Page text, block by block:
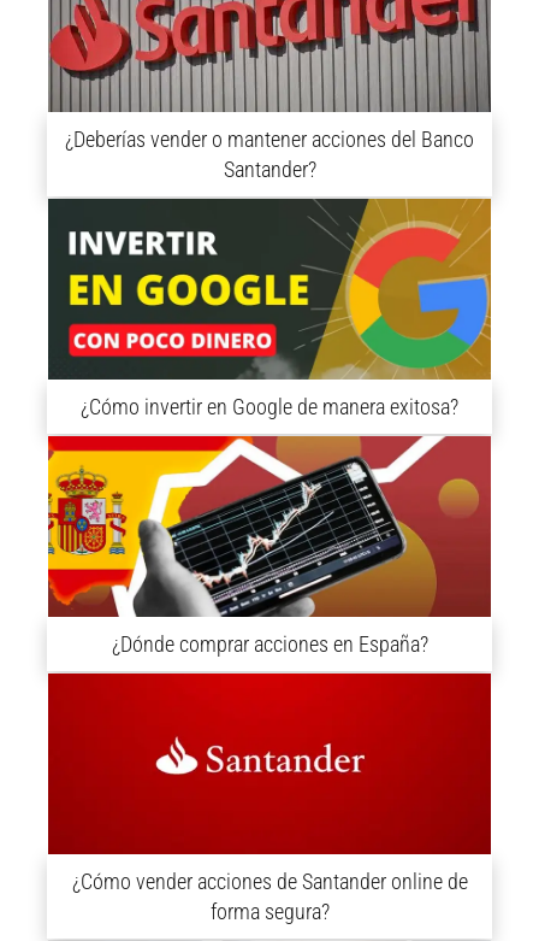
¿Deberías vender o mantener acciones del Banco
Santander?
¿Cómo invertir en Google de manera exitosa?
¿Dónde comprar acciones en España?
¿Cómo vender acciones de Santander online de
forma segura?